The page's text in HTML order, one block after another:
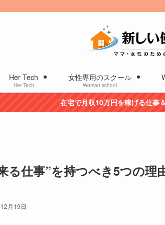
Her Tech
Her Tech
女性専用のスクール
Woman school
在宅で月収10万円を稼げる仕事
る仕事”を持つべき5つの理
月19日